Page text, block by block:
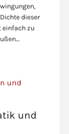
dieser
einfach zu
und